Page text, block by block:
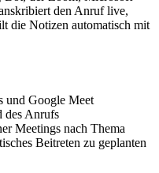
den Anruf live,
die Notizen automatisch mit
und Google Meet
des Anrufs
Meetings nach Thema
Beitreten zu geplanten